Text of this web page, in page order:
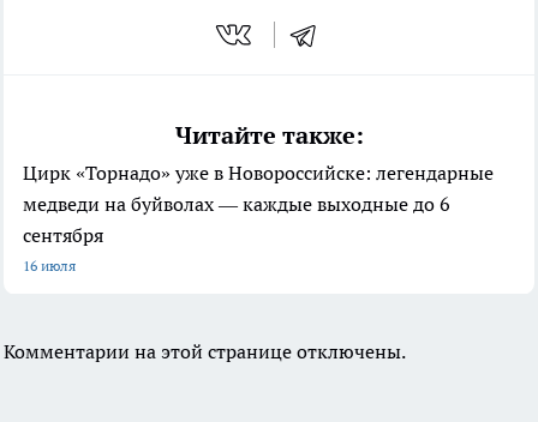
Читайте также:
Цирк «Торнадо» уже в Новороссийске: легендарные
медведи на буйволах — каждые выходные до 6
сентября
16 июля
Комментарии на этой странице отключены.